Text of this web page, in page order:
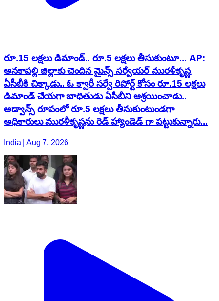
రూ.15 లక్షలు డిమాండ్.. రూ.5 లక్షలు తీసుకుంటూ... AP:
అనకాపల్లి జిల్లాకు చెందిన మైన్స్ సర్వేయర్ మురళీకృష్ణ
ఏసీబీకి చిక్కాడు.. ఓ క్వారీ సర్వే రిపోర్ట్ కోసం రూ.15 లక్షలు
డిమాండ్ చేయగా బాధితుడు ఏసీబీని ఆశ్రయించాడు..
అడ్వాన్స్ రూపంలో రూ.5 లక్షలు తీసుకుంటుండగా
అధికారులు మురళీకృష్ణను రెడ్ హ్యాండెడ్ గా పట్టుకున్నారు...
India | Aug 7, 2026